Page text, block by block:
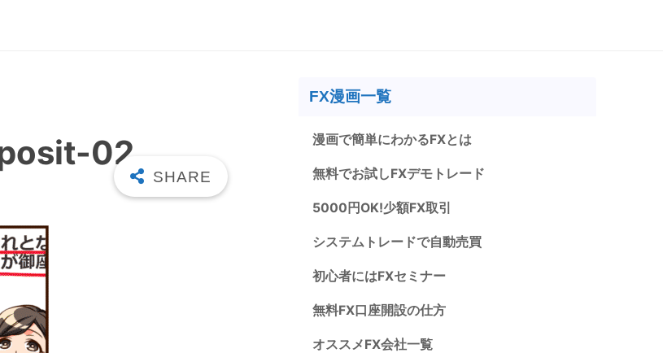
02
FX漫画一覧
漫画で簡単にわかるFXとは
無料でお試しFXデモトレード
5000円OK!少額FX取引
システムトレードで自動売買
初心者にはFXセミナー
無料FX口座開設の仕方
オススメFX会社一覧